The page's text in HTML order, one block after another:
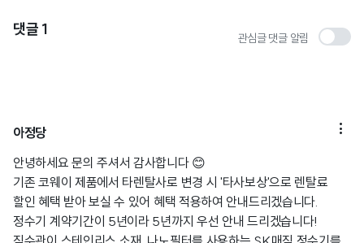
댓글 1 관심글 댓글 알림
아정당 
안녕하세요 문의 주셔서 감사합니다 😊
기존 코웨이 제품에서 타렌탈사로 변경 시 '타사보상'으로 렌탈료
할인 혜택 받아 보실 수 있어 혜택 적용하여 안내드리겠습니다.
정수기 계약기간이 5년이라 5년까지 우선 안내 드리겠습니다!